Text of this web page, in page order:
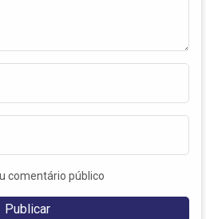
comentário público